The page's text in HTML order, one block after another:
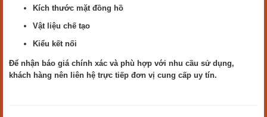
Kích thước mặt đồng hồ
Vật liệu chế tạo
Kiểu kết nối
Để nhận báo giá chính xác và phù hợp với nhu cầu sử dụng,
khách hàng nên liên hệ trực tiếp đơn vị cung cấp uy tín.